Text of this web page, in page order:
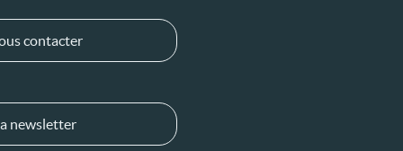
contacter
newsletter